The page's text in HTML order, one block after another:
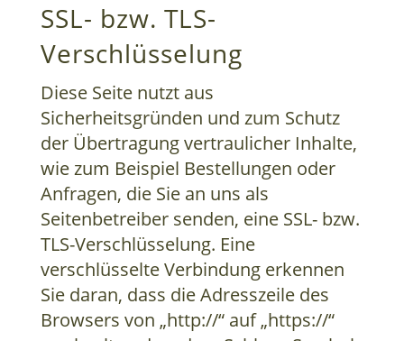
SSL- bzw. TLS-
Verschlüsselung
Diese Seite nutzt aus
Sicherheitsgründen und zum Schutz
der Übertragung vertraulicher Inhalte,
wie zum Beispiel Bestellungen oder
Anfragen, die Sie an uns als
Seitenbetreiber senden, eine SSL- bzw.
TLS-Verschlüsselung. Eine
verschlüsselte Verbindung erkennen
Sie daran, dass die Adresszeile des
Browsers von „http://“ auf „https://“